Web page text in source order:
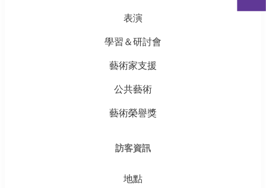
表演
學習＆研討會
藝術家支援
公共藝術
藝術榮譽獎
訪客資訊
地點